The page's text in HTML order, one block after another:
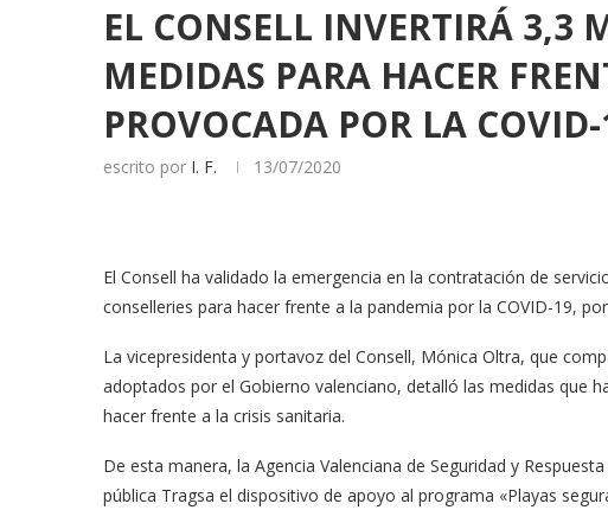
EL CONSELL INVERTIRÁ 3,3
MEDIDAS PARA HACER
PROVOCADA POR LA
escrito por I. F. 13/07/2020
El Consell ha validado la emergencia en la contratación de
conselleries para hacer frente a la pandemia por la COVID-19,
La vicepresidenta y portavoz del Consell, Mónica Oltra, que
adoptados por el Gobierno valenciano, detalló las medidas que
hacer frente a la crisis sanitaria.
De esta manera, la Agencia Valenciana de Seguridad y
pública Tragsa el dispositivo de apoyo al programa «Playas